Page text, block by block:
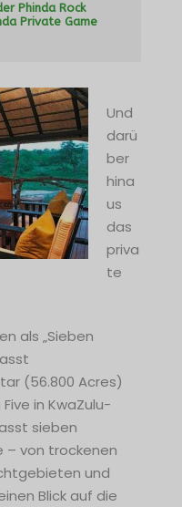
Phinda Rock
Private Game
Und
darü
ber
hina
us
das
priva
te
als „Sieben
(56.800 Acres)
in KwaZulu-
sieben
– von trockenen
und
Blick auf die